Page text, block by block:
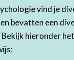
vind je
bevatten een
hieronder